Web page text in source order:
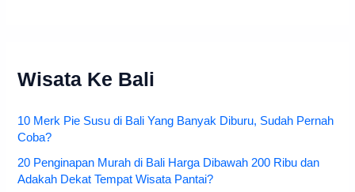
Wisata Ke Bali
10 Merk Pie Susu di Bali Yang Banyak Diburu, Sudah Pernah
Coba?
20 Penginapan Murah di Bali Harga Dibawah 200 Ribu dan
Adakah Dekat Tempat Wisata Pantai?